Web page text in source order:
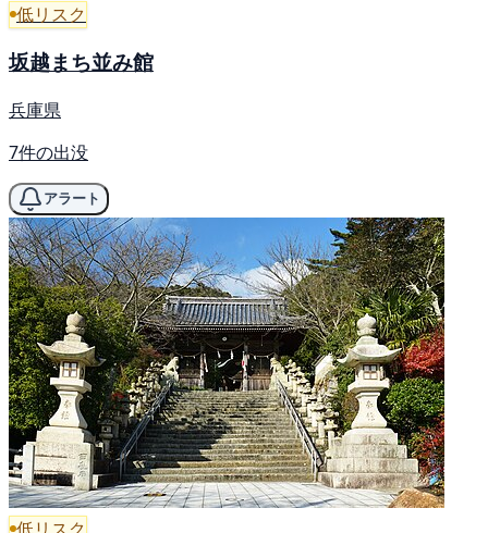
低リスク
坂越まち並み館
兵庫県
7件の出没
アラート